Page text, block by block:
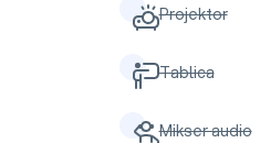
Projektor
Tablica
Mikser audio